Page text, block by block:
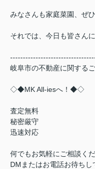
みなさんも家庭菜園、ぜ
それでは、今日も皆さん
岐阜市の不動産に関する
◇◆MK All-iesへ！◆◇
査定無料
秘密厳守
迅速対応
何でもお気軽にご相談く
DMまたはお電話お待ちし